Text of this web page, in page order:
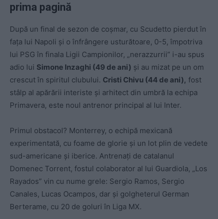
prima pagină
După un final de sezon de coșmar, cu Scudetto pierdut în
fața lui Napoli și o înfrângere usturătoare, 0-5, împotriva
lui PSG în finala Ligii Campionilor, „nerazzurrii” i-au spus
adio lui Simone Inzaghi (49 de ani) și au mizat pe un om
crescut în spiritul clubului. Cristi Chivu (44 de ani), fost
stâlp al apărării interiste și arhitect din umbră la echipa
Primavera, este noul antrenor principal al lui Inter.
Primul obstacol? Monterrey, o echipă mexicană
experimentată, cu foame de glorie și un lot plin de vedete
sud-americane și iberice. Antrenați de catalanul
Domenec Torrent, fostul colaborator al lui Guardiola, „Los
Rayados” vin cu nume grele: Sergio Ramos, Sergio
Canales, Lucas Ocampos, dar și golgheterul German
Berterame, cu 20 de goluri în Liga MX.